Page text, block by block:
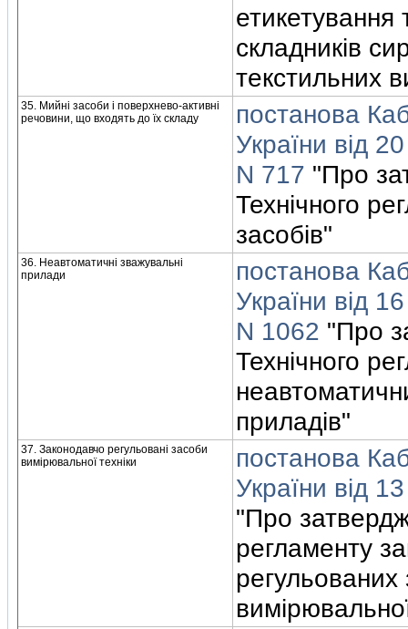
складникiв
текстильних
35. Мийнi засоби i поверхнево-активнi
речовини, що входять до їх складу
постанова
України вiд
N 717 "Про
Технiчного
засобiв"
36. Неавтоматичнi зважувальнi
прилади
постанова
України вiд
N 1062 "Про
Технiчного
приладiв"
37. Законодавчо регульованi засоби
вимiрювальної технiки
постанова
України вiд
"Про
регламенту
регульованих